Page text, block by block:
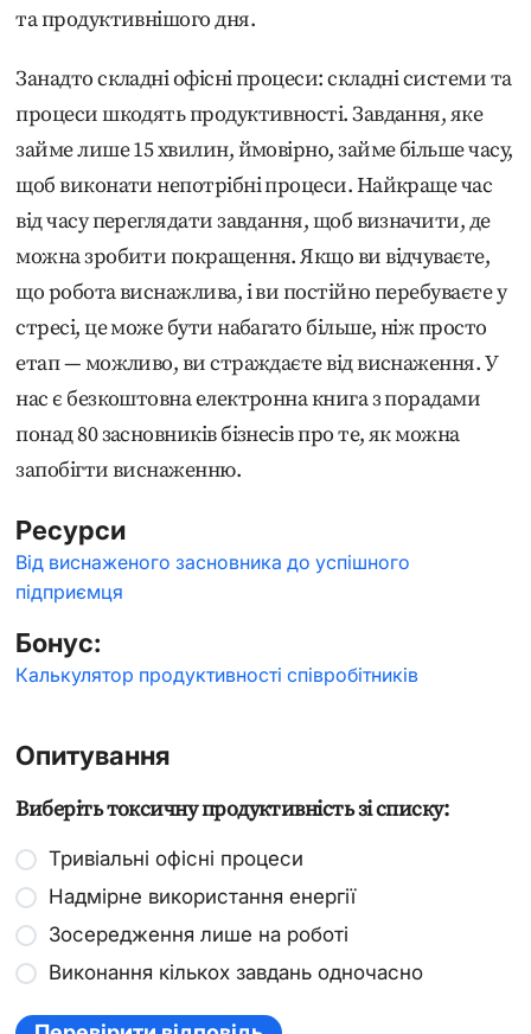
та продуктивнішого дня.
Занадто складні офісні процеси: складні системи та
процеси шкодять продуктивності. Завдання, яке
займе лише 15 хвилин, ймовірно, займе більше часу,
щоб виконати непотрібні процеси. Найкраще час
від часу переглядати завдання, щоб визначити, де
можна зробити покращення. Якщо ви відчуваєте,
що робота виснажлива, і ви постійно перебуваєте у
стресі, це може бути набагато більше, ніж просто
етап — можливо, ви страждаєте від виснаження. У
нас є безкоштовна електронна книга з порадами
понад 80 засновників бізнесів про те, як можна
запобігти виснаженню.
Ресурси
Від виснаженого засновника до успішного
підприємця
Бонус:
Калькулятор продуктивності співробітників
Опитування
Виберіть токсичну продуктивність зі списку:
Тривіальні офісні процеси
Надмірне використання енергії
Зосередження лише на роботі
Виконання кількох завдань одночасно